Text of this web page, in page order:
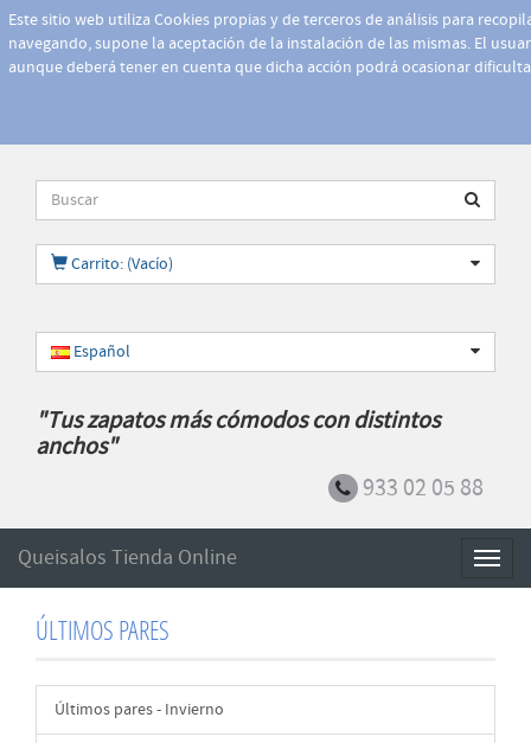
Este sitio web utiliza Cookies propias y de terceros de análisis para
navegando, supone la aceptación de la instalación de las mismas. El
aunque deberá tener en cuenta que dicha acción podrá ocasionar
Carrito: (Vacío)
Español
"Tus zapatos más cómodos con distintos
anchos"
933 02 05 88
Queisalos Tienda Online
ÚLTIMOS PARES
Últimos pares - Invierno